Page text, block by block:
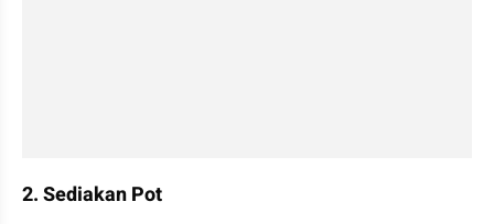
2. Sediakan Pot